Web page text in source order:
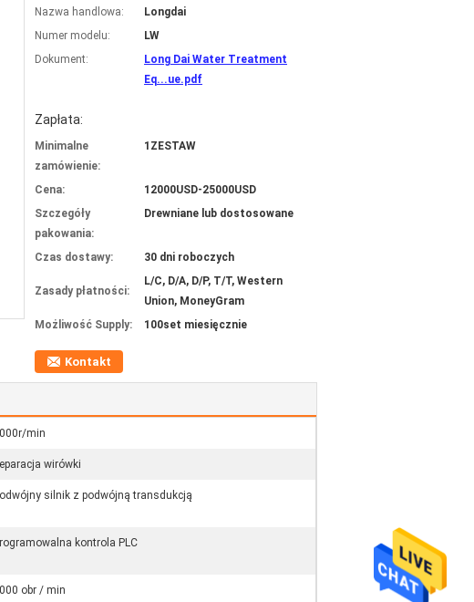
Nazwa handlowa:
Longdai
Numer modelu:
LW
Dokument:
Long Dai Water Treatment
Eq...ue.pdf
Zapłata:
Minimalne
zamówienie:
1ZESTAW
Cena:
12000USD-25000USD
Szczegóły
pakowania:
Drewniane lub dostosowane
Czas dostawy: 30 dni roboczych
Zasady płatności:
L/C, D/A, D/P, T/T, Western
Union, MoneyGram
Możliwość Supply:
100set miesięcznie
Kontakt
min
wirówki
silnik z podwójną transdukcją
kontrola PLC
obr / min